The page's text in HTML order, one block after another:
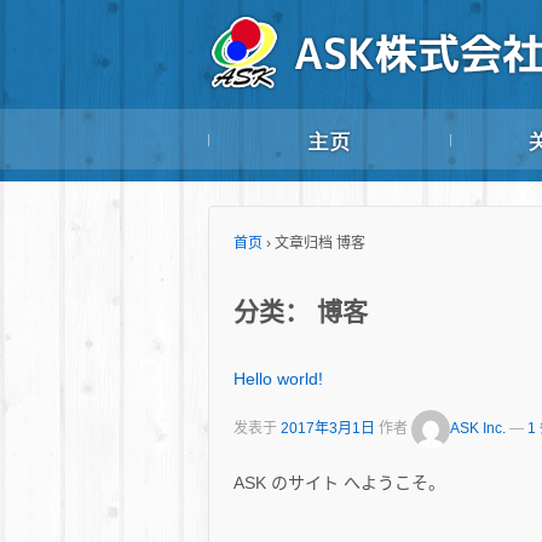
首页 › 文章归档 博客
分类： 博客
Hello world!
发表于 2017年3月1日 作者 ASK Inc. — 1
ASK のサイト へようこそ。